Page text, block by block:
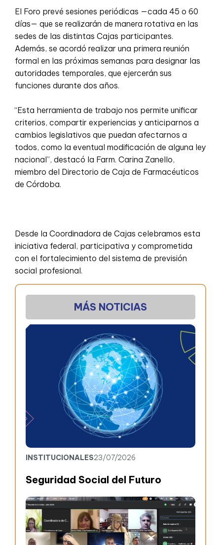
El Foro prevé sesiones periódicas —cada 45 o 60
días— que se realizarán de manera rotativa en las
sedes de las distintas Cajas participantes.
Además, se acordó realizar una primera reunión
formal en las próximas semanas para designar las
autoridades temporales, que ejercerán sus
funciones durante dos años.
“Esta herramienta de trabajo nos permite unificar
criterios, compartir experiencias y anticiparnos a
cambios legislativos que puedan afectarnos a
todos, como la eventual modificación de alguna ley
nacional”, destacó la Farm. Carina Zanello,
miembro del Directorio de Caja de Farmacéuticos
de Córdoba.
Desde la Coordinadora de Cajas celebramos esta
iniciativa federal, participativa y comprometida
con el fortalecimiento del sistema de previsión
social profesional.
MÁS NOTICIAS
INSTITUCIONALES23/07/2026
Seguridad Social del Futuro